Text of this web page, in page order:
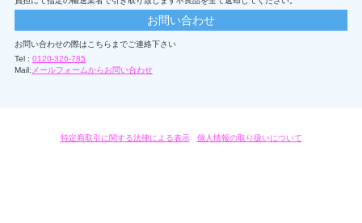
お問い合わせ
お問い合わせの際はこちらまでご連絡下さい
Tel : 0120-326-785
Mail: メールフォームからお問い合わせ
特定商取引に関する法律による表示/ 個人情報の取り扱いについて